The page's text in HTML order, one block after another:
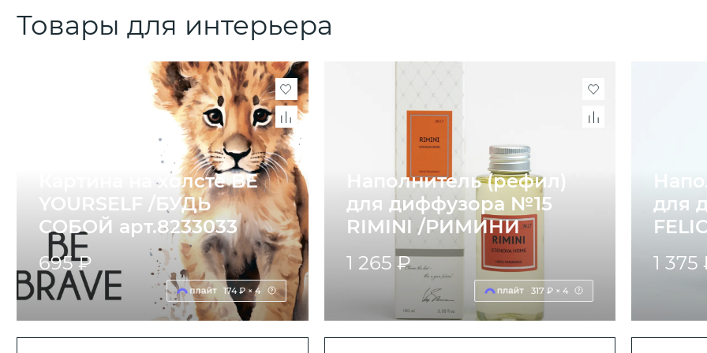
Товары для интерьера
Картина на холсте BE
YOURSELF /БУДЬ
СОБОЙ арт.8233033
695 ₽
174 ₽ × 4
Наполнитель (рефил)
для диффузора №15
RIMINI /РИМИНИ
1 265 ₽
317 ₽ × 4
для
1 375